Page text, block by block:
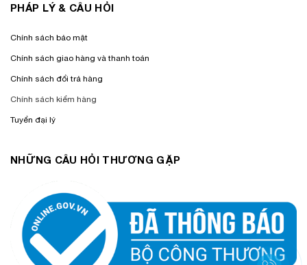
PHÁP LÝ & CÂU HỎI
Chính sách bảo mật
Chính sách giao hàng và thanh toán
Chính sách đổi trả hàng
Chính sách kiểm hàng
Tuyển đại lý
NHỮNG CÂU HỎI THƯƠNG GẶP